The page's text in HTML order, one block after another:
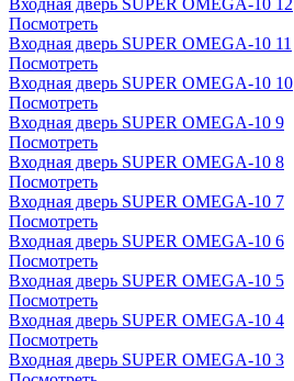
Посмотреть
Входная дверь SUPER OMEGA-10 11
Посмотреть
Входная дверь SUPER OMEGA-10 10
Посмотреть
Входная дверь SUPER OMEGA-10 9
Посмотреть
Входная дверь SUPER OMEGA-10 8
Посмотреть
Входная дверь SUPER OMEGA-10 7
Посмотреть
Входная дверь SUPER OMEGA-10 6
Посмотреть
Входная дверь SUPER OMEGA-10 5
Посмотреть
Входная дверь SUPER OMEGA-10 4
Посмотреть
Входная дверь SUPER OMEGA-10 3